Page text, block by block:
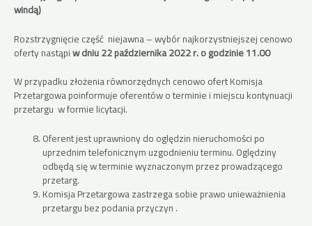
windą)
Rozstrzygnięcie część niejawna – wybór najkorzystniejszej cenowo
oferty nastąpiw dniu 22 października 2022 r. o godzinie 11.00
W przypadku złożenia równorzędnych cenowo ofert Komisja
Przetargowa poinformuje oferentów o terminie i miejscu kontynuacji
przetargu w formie licytacji.
Oferent jest uprawniony do oględzin nieruchomości po
uprzednim telefonicznym uzgodnieniu terminu. Oględziny
odbędą się w terminie wyznaczonym przez prowadzącego
przetarg.
Komisja Przetargowa zastrzega sobie prawo unieważnienia
przetargu bez podania przyczyn .